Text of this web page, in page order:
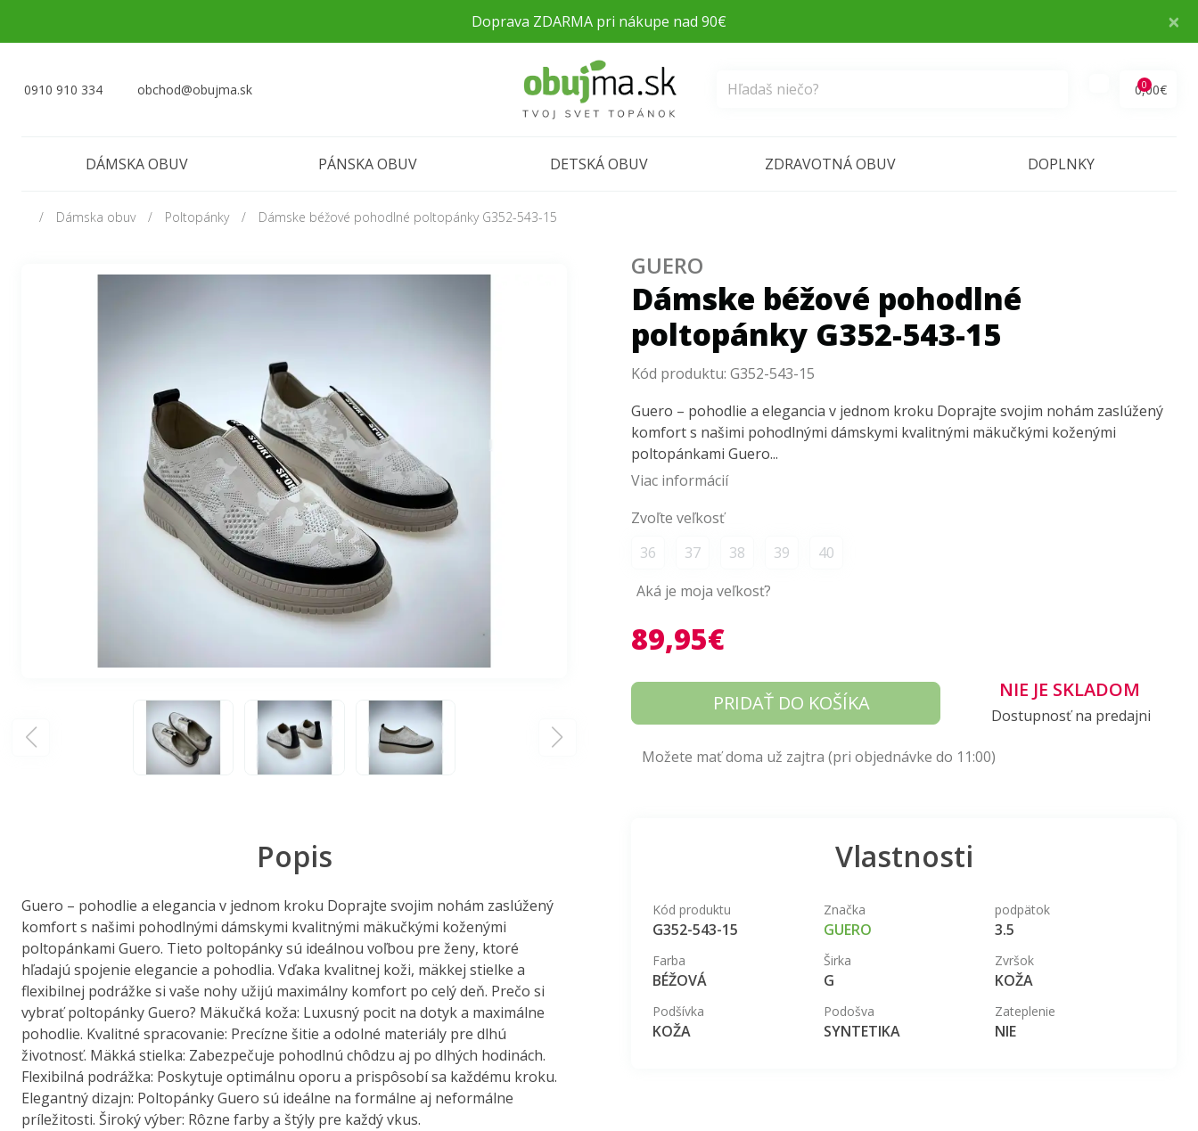
×
Doprava ZDARMA pri nákupe nad 90€
0910 910 334 obchod@obujma.sk 0
0,00€
DÁMSKA OBUV PÁNSKA OBUV DETSKÁ OBUV ZDRAVOTNÁ OBUV DOPLNKY
Dámska obuv Poltopánky Dámske béžové pohodlné poltopánky G352-543-15
Dámske béžové pohodlné
poltopánky G352-543-15
GUERO
Kód produktu: G352-543-15
Guero – pohodlie a elegancia v jednom kroku Doprajte svojim nohám zaslúžený
komfort s našimi pohodlnými dámskymi kvalitnými mäkučkými koženými
poltopánkami Guero...
Viac informácií
Zvoľte veľkosť
36
37 38 39
40
Aká je moja veľkosť?
89,95€
NIE JE SKLADOM
Dostupnosť na predajni
PRIDAŤ DO KOŠÍKA
Možete mať doma už zajtra (pri objednávke do 11:00)
Popis
Guero – pohodlie a elegancia v jednom kroku Doprajte svojim nohám zaslúžený
komfort s našimi pohodlnými dámskymi kvalitnými mäkučkými koženými
poltopánkami Guero. Tieto poltopánky sú ideálnou voľbou pre ženy, ktoré
hľadajú spojenie elegancie a pohodlia. Vďaka kvalitnej koži, mäkkej stielke a
flexibilnej podrážke si vaše nohy užijú maximálny komfort po celý deň. Prečo si
vybrať poltopánky Guero? Mäkučká koža: Luxusný pocit na dotyk a maximálne
pohodlie. Kvalitné spracovanie: Precízne šitie a odolné materiály pre dlhú
životnosť. Mäkká stielka: Zabezpečuje pohodlnú chôdzu aj po dlhých hodinách.
Flexibilná podrážka: Poskytuje optimálnu oporu a prispôsobí sa každému kroku.
Elegantný dizajn: Poltopánky Guero sú ideálne na formálne aj neformálne
príležitosti. Široký výber: Rôzne farby a štýly pre každý vkus.
Vlastnosti
Kód produktu
G352-543-15
Značka
GUERO
podpätok
3.5
Farba
BÉŽOVÁ
Širka
G
Zvršok
KOŽA
Podšívka
KOŽA
Podošva
SYNTETIKA
Zateplenie
NIE